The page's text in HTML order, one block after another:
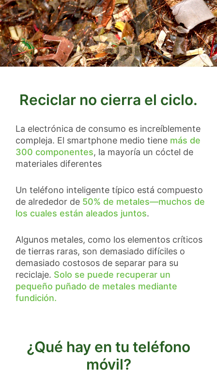
Reciclar no cierra el ciclo.
La electrónica de consumo es increíblemente
compleja. El smartphone medio tiene más de
300 componentes, la mayoría un cóctel de
materiales diferentes
Un teléfono inteligente típico está compuesto
de alrededor de 50% de metales—muchos de
los cuales están aleados juntos.
Algunos metales, como los elementos críticos
de tierras raras, son demasiado difíciles o
demasiado costosos de separar para su
reciclaje. Solo se puede recuperar un
pequeño puñado de metales mediante
fundición.
¿Qué hay en tu teléfono
móvil?